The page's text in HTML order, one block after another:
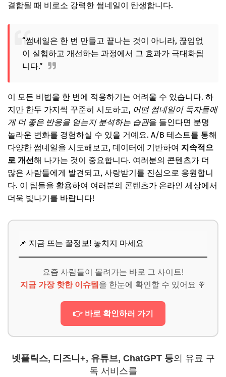
결합될 때 비로소 강력한 썸네일이 탄생합니다.
“썸네일은 한 번 만들고 끝나는 것이 아니라, 끊임없
이 실험하고 개선하는 과정에서 그 효과가 극대화됩
니다.”
이 모든 비법을 한 번에 적용하기는 어려울 수 있습니다. 하
지만 한두 가지씩 꾸준히 시도하고, 어떤 썸네일이 독자들에
게 더 좋은 반응을 얻는지 분석하는 습관을 들인다면 분명
놀라운 변화를 경험하실 수 있을 거예요. A/B 테스트를 통해
다양한 썸네일을 시도해보고, 데이터에 기반하여 지속적으
로 개선해 나가는 것이 중요합니다. 여러분의 콘텐츠가 더
많은 사람들에게 발견되고, 사랑받기를 진심으로 응원합니
다. 이 팁들을 활용하여 여러분의 콘텐츠가 온라인 세상에서
더욱 빛나기를 바랍니다!
📌 지금 뜨는 꿀정보! 놓치지 마세요
요즘 사람들이 몰려가는 바로 그 사이트!
지금 가장 핫한 이슈템 을 한눈에 확인할 수 있어요 🍭
👉 바로 확인하러 가기
넷플릭스, 디즈니+, 유튜브, ChatGPT 등의 유료 구
독 서비스를